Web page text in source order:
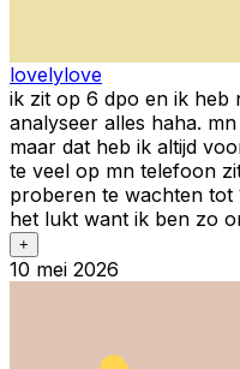
lovelylove
ik zit op 6 dpo en ik heb
analyseer alles haha.
maar dat heb ik altijd
te veel op mn telefoon
proberen te wachten tot
het lukt want ik ben zo
+
10 mei 2026